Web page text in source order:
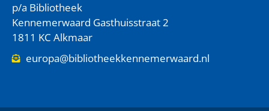
p/a Bibliotheek
Kennemerwaard Gasthuisstraat 2
1811 KC Alkmaar
europa@bibliotheekkennemerwaard.nl